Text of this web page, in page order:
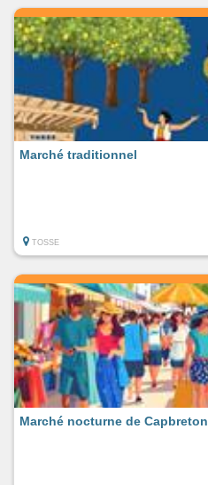
Marché traditionnel
TOSSE
Marché nocturne de Capbreton